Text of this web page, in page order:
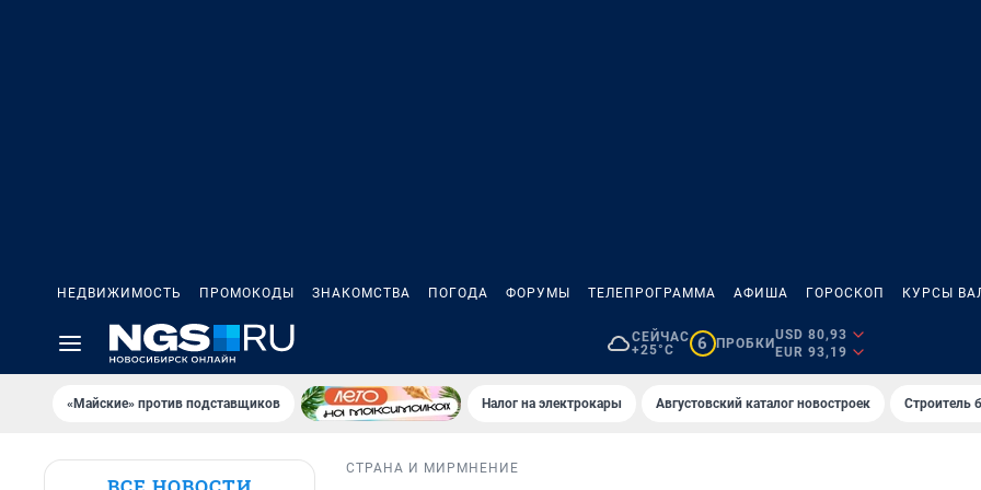
НЕДВИЖИМОСТЬ ПРОМОКОДЫ ЗНАКОМСТВА ПОГОДА ФОРУМЫ ТЕЛЕПРОГРАММА АФИША ГОРОСКОП КУРСЫ
СЕЙЧАС
+25°C
6 ПРОБКИ
USD 80,93
EUR 93,19
«Майские» против подставщиков Налог на электрокары Августовский каталог новостроек Строитель
СТРАНА И МИР МНЕНИЕ